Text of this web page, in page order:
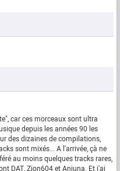
car ces morceaux sont ultra
depuis les années 90 les
des dizaines de compilations,
sont mixés... A l'arrivée, çà ne
au moins quelques tracks rares,
DAT, Zion604 et Anjuna. Et j'ai